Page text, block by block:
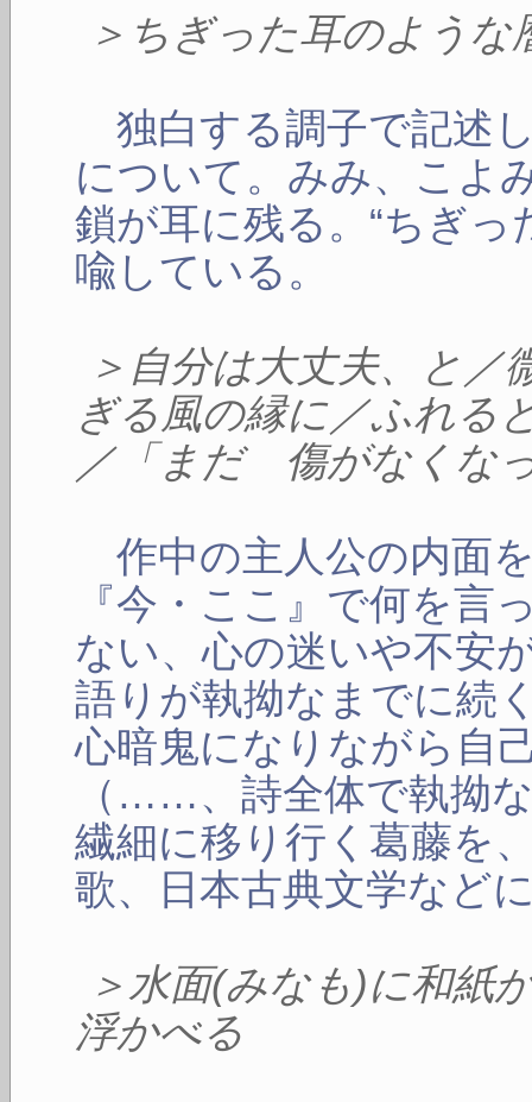
＞ちぎった耳のような
独白する調子で記述
について。みみ、こよ
鎖が耳に残る。“ちぎっ
喩している。
＞自分は大丈夫、と／
ぎる風の縁に／ふれる
／「まだ 傷がなくな
作中の主人公の内面
『今・ここ』で何を言
ない、心の迷いや不安
語りが執拗なまでに続
心暗鬼になりながら
（……、詩全体で執拗
繊細に移り行く葛藤を
歌、日本古典文学など
＞水面(みなも)に和
浮かべる